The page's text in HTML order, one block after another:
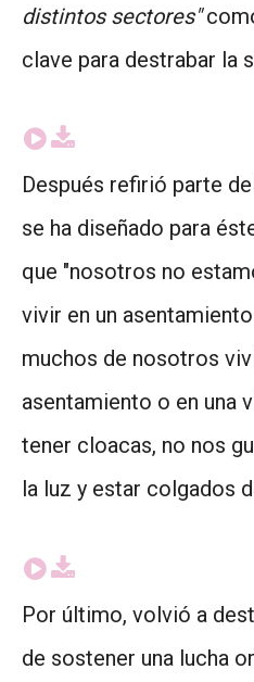
distintos sectores"
clave para destrabar la
Después refirió parte
se ha diseñado para
que "nosotros no
vivir en un
muchos de nosotros
asentamiento o en una
tener cloacas, no nos
la luz y estar colgados
Por último, volvió a
de sostener una lucha